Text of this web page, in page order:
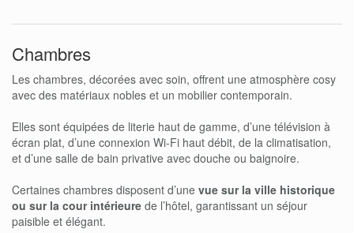
Chambres
Les chambres, décorées avec soin, offrent une atmosphère cosy
avec des matériaux nobles et un mobilier contemporain.
Elles sont équipées de literie haut de gamme, d’une télévision à
écran plat, d’une connexion Wi-Fi haut débit, de la climatisation,
et d’une salle de bain privative avec douche ou baignoire.
Certaines chambres disposent d’une vue sur la ville historique
ou sur la cour intérieure de l’hôtel, garantissant un séjour
paisible et élégant.